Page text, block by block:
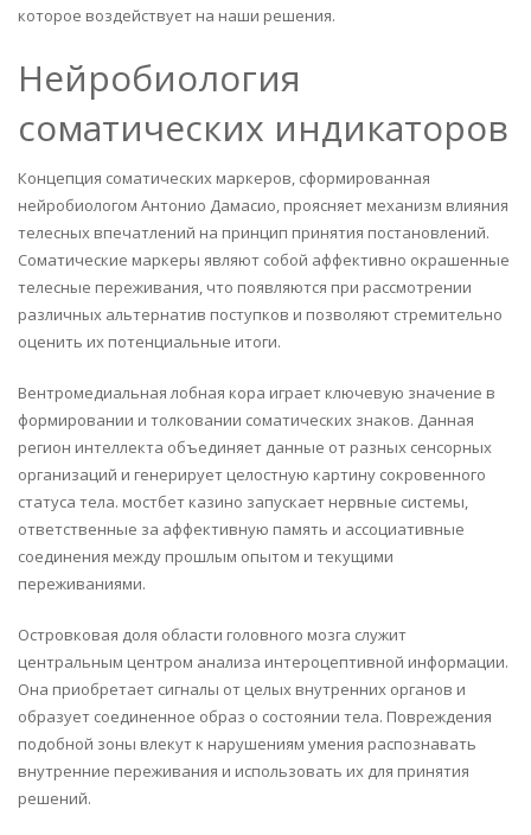
которое воздействует на наши решения.
Нейробиология
соматических индикаторов
Концепция соматических маркеров, сформированная
нейробиологом Антонио Дамасио, проясняет механизм влияния
телесных впечатлений на принцип принятия постановлений.
Соматические маркеры являют собой аффективно окрашенные
телесные переживания, что появляются при рассмотрении
различных альтернатив поступков и позволяют стремительно
оценить их потенциальные итоги.
Вентромедиальная лобная кора играет ключевую значение в
формировании и толковании соматических знаков. Данная
регион интеллекта объединяет данные от разных сенсорных
организаций и генерирует целостную картину сокровенного
статуса тела. мостбет казино запускает нервные системы,
ответственные за аффективную память и ассоциативные
соединения между прошлым опытом и текущими
переживаниями.
Островковая доля области головного мозга служит
центральным центром анализа интероцептивной информации.
Она приобретает сигналы от целых внутренних органов и
образует соединенное образ о состоянии тела. Повреждения
подобной зоны влекут к нарушениям умения распознавать
внутренние переживания и использовать их для принятия
решений.